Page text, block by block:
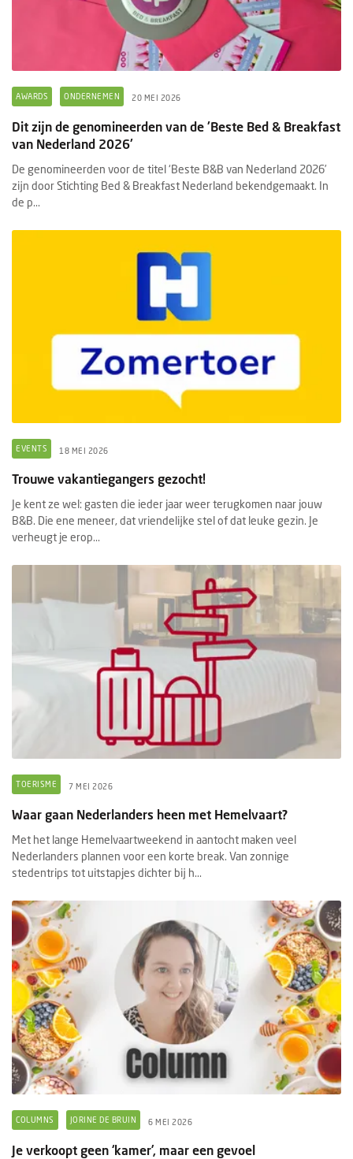
AWARDS ONDERNEMEN 20 MEI 2026
Dit zijn de genomineerden van de 'Beste Bed & Breakfast
van Nederland 2026'
De genomineerden voor de titel ‘Beste B&B van Nederland 2026’
zijn door Stichting Bed & Breakfast Nederland bekendgemaakt. In
de p...
EVENTS 18 MEI 2026
Trouwe vakantiegangers gezocht!
Je kent ze wel: gasten die ieder jaar weer terugkomen naar jouw
B&B. Die ene meneer, dat vriendelijke stel of dat leuke gezin. Je
verheugt je erop...
TOERISME 7 MEI 2026
Waar gaan Nederlanders heen met Hemelvaart?
Met het lange Hemelvaartweekend in aantocht maken veel
Nederlanders plannen voor een korte break. Van zonnige
stedentrips tot uitstapjes dichter bij h...
COLUMNS JORINE DE BRUIN 6 MEI 2026
Je verkoopt geen ‘kamer’, maar een gevoel